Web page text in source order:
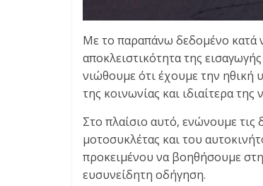
Με το παραπάνω δεδομένο κατά
αποκλειστικότητα της
νιώθουμε ότι έχουμε την
της κοινωνίας και ιδιαίτερα
Στο πλαίσιο αυτό, ενώνουμε
μοτοσυκλέτας και του
προκειμένου να βοηθήσουμε
ευσυνείδητη οδήγηση.